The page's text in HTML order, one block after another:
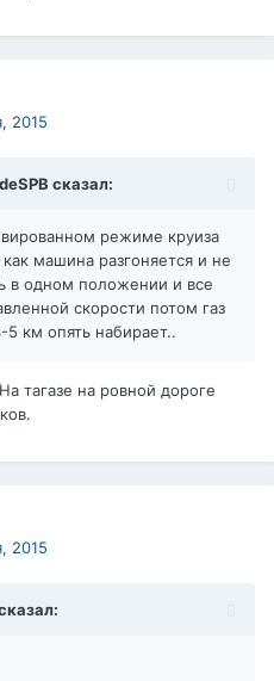
2015
сказал:
режиме круиза
машина разгоняется и не
в одном положении и все
скорости потом газ
км опять набирает..
тагазе на ровной дороге
2015